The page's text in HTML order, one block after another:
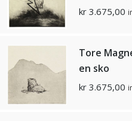
kr 3.675,00
Tore
en sko
kr 3.675,00